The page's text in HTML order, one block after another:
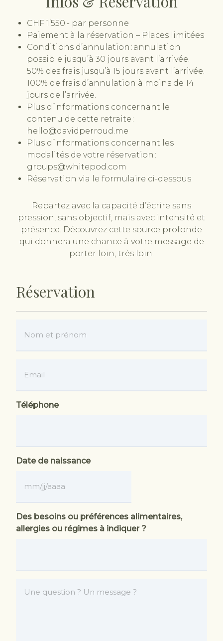
CHF 1’550.- par personne
Paiement à la réservation – Places limitées
Conditions d’annulation : annulation
possible jusqu’à 30 jours avant l’arrivée.
50% des frais jusqu’à 15 jours avant l’arrivée.
100% de frais d’annulation à moins de 14
jours de l’arrivée.
Plus d’informations concernant le
contenu de cette retraite :
hello@davidperroud.me
Plus d’informations concernant les
modalités de votre réservation :
groups@whitepod.com
Réservation via le formulaire ci-dessous
Repartez avec la capacité d’écrire sans
pression, sans objectif, mais avec intensité et
présence. Découvrez cette source profonde
qui donnera une chance à votre message de
porter loin, très loin.
Réservation
Téléphone
Date de naissance
MM
slash
JJ
slash
Des besoins ou préférences alimentaires,
allergies ou régimes à indiquer ?
question